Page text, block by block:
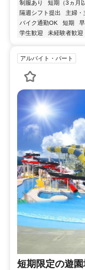
制服あり 短期（3ヵ月
隔週シフト提出
主婦・
バイク通勤OK
短期
学生歓迎
未経験者歓迎
アルバイト・パート
短期限定の遊